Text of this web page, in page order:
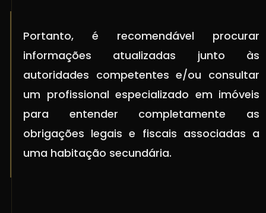
Portanto, é recomendável procurar
informações atualizadas junto às
autoridades competentes e/ou consultar
um profissional especializado em imóveis
para entender completamente as
obrigações legais e fiscais associadas a
uma habitação secundária.